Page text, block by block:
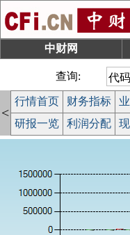
中财网
查询:
<
行情首页 财务指标
研报一览
利润分配